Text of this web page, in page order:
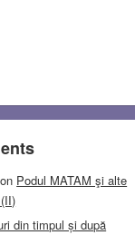
on Podul MATAM şi alte
din timpul și după